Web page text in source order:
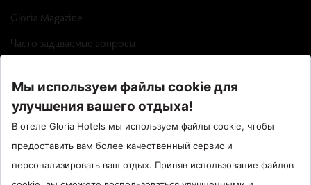
Gloria Magazine
Часто задаваемые вопросы
Call Center : 90 242 710 06 00